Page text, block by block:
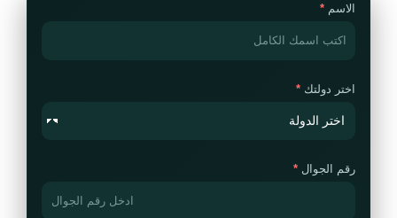
الاسم
اختر دولتك
رقم الجوال